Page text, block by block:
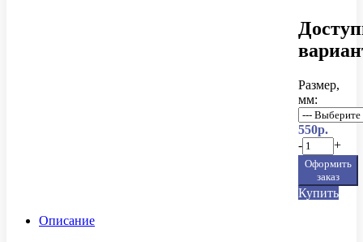
Размер,
мм:
550р.
-
+
Оформить
заказ
Купить
Описание